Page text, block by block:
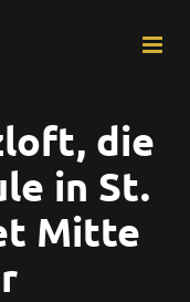
die
in St.
Mitte